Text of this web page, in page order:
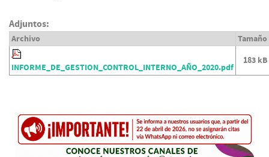
Adjuntos:
Archivo Tamaño
INFORME_DE_GESTION_CONTROL_INTERNO_AÑO_2020.pdf
183 kB